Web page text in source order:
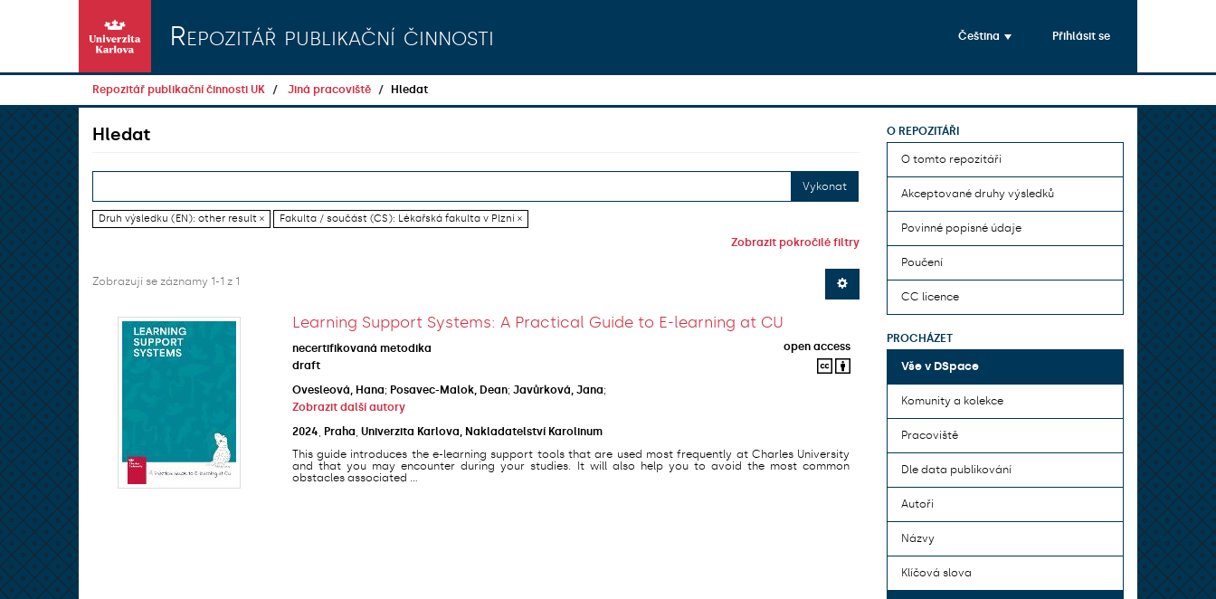
Repozitář publikační činnosti Čeština Přihlásit se
Repozitář publikační činnosti UK Jiná pracoviště Hledat
Hledat
Vykonat
Druh výsledku (EN): other result × Fakulta / součást (CS): Lékařská fakulta v Plzni ×
Zobrazit pokročilé filtry
Zobrazují se záznamy 1-1 z 1
Learning Support Systems: A Practical Guide to E-learning at CU
necertifikovaná metodika
open access
draft
Ovesleová, Hana; Posavec-Malok, Dean; Javůrková, Jana;
Zobrazit další autory
2024
Praha Univerzita Karlova, Nakladatelství Karolinum
This guide introduces the e-learning support tools that are used most frequently at Charles University
and that you may encounter during your studies. It will also help you to avoid the most common
obstacles associated ...
O REPOZITÁŘI
O tomto repozitáři
Akceptované druhy výsledků
Povinné popisné údaje
Poučení
CC licence
PROCHÁZET
Vše v DSpace
Komunity a kolekce
Pracoviště
Dle data publikování
Autoři
Názvy
Klíčová slova